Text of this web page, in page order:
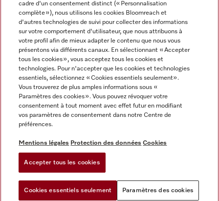
Mentions légales
CGV
Protection des données
Paramètres des cookies
Miele sur Youtube
cadre d'un consentement distinct (« Personnalisation
complète »), nous utilisons les cookies Bloomreach et
d'autres technologies de suivi pour collecter des informations
sur votre comportement d'utilisateur, que nous attribuons à
votre profil afin de mieux adapter le contenu que nous vous
présentons via différents canaux. En sélectionnant « Accepter
tous les cookies », vous acceptez tous les cookies et
technologies. Pour n'accepter que les cookies et technologies
essentiels, sélectionnez « Cookies essentiels seulement».
Vous trouverez de plus amples informations sous «
Paramètres des cookies ». Vous pouvez révoquer votre
consentement à tout moment avec effet futur en modifiant
vos paramètres de consentement dans notre Centre de
préférences.
Mentions légales Protection des données Cookies
Accepter tous les cookies
Cookies essentiels seulement Paramètres des cookies